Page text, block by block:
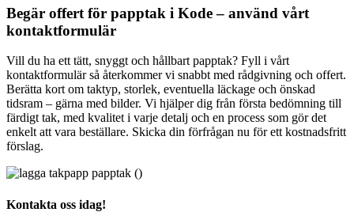
Begär offert för papptak i Kode – använd vårt
kontaktformulär
Vill du ha ett tätt, snyggt och hållbart papptak? Fyll i vårt
kontaktformulär så återkommer vi snabbt med rådgivning och offert.
Berätta kort om taktyp, storlek, eventuella läckage och önskad
tidsram – gärna med bilder. Vi hjälper dig från första bedömning till
färdigt tak, med kvalitet i varje detalj och en process som gör det
enkelt att vara beställare. Skicka din förfrågan nu för ett kostnadsfritt
förslag.
Kontakta oss idag!